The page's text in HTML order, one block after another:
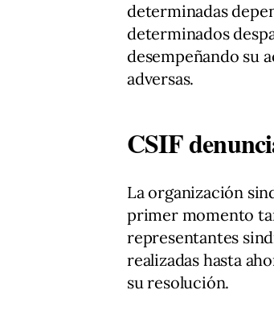
determinadas
determinados
desempeñando su
adversas.
CSIF
La organización
primer momento
representantes
realizadas hasta
su resolución.